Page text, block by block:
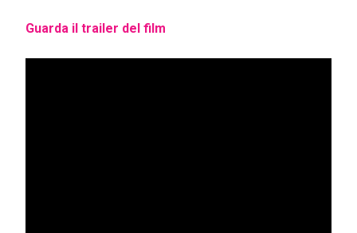
Guarda il trailer del film